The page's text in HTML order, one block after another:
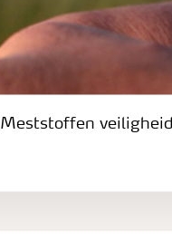
Meststoffen veiligheid